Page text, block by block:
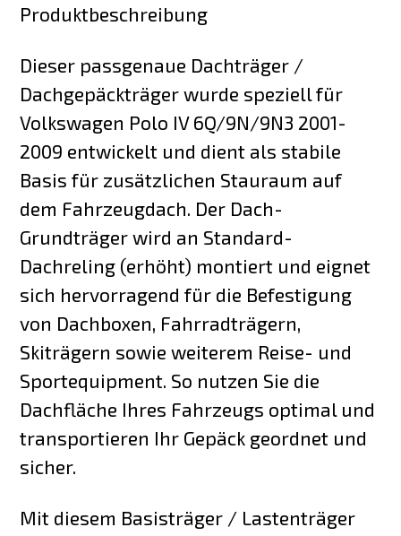
Produktbeschreibung
Dieser passgenaue Dachträger /
Dachgepäckträger wurde speziell für
Volkswagen Polo IV 6Q/9N/9N3 2001-
2009 entwickelt und dient als stabile
Basis für zusätzlichen Stauraum auf
dem Fahrzeugdach. Der Dach-
Grundträger wird an Standard-
Dachreling (erhöht) montiert und eignet
sich hervorragend für die Befestigung
von Dachboxen, Fahrradträgern,
Skiträgern sowie weiterem Reise- und
Sportequipment. So nutzen Sie die
Dachfläche Ihres Fahrzeugs optimal und
transportieren Ihr Gepäck geordnet und
sicher.
Mit diesem Basisträger / Lastenträger